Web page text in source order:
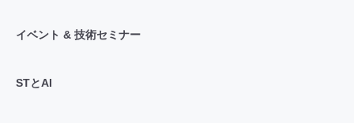
イベント & 技術セミナー
STとAI